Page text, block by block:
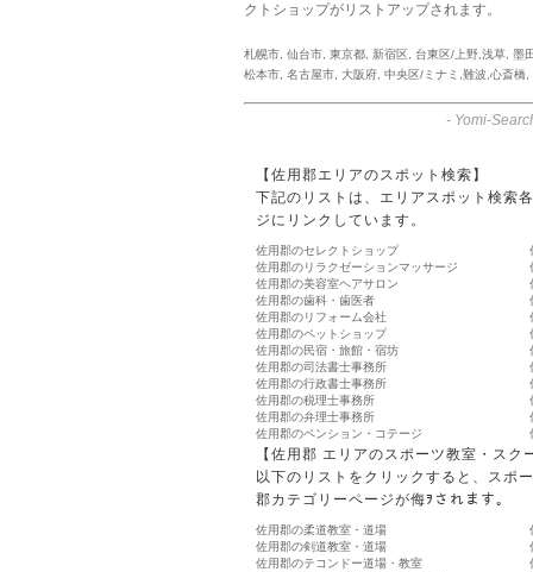
クトショップがリストアップされます。
札幌市 仙台市 東京都 新宿区 台東区/上野,浅草 墨
松本市 名古屋市 大阪府 中央区/ミナミ,難波,心斎橋
- Yomi-
【佐用郡エリアのスポット検索】
下記のリストは、エリアスポット検索
ジにリンクしています。
佐用郡のセレクトショップ
佐用郡のリラクゼーションマッサージ
佐用郡の美容室ヘアサロン
佐用郡の歯科・歯医者
佐用郡のリフォーム会社
佐用郡のペットショップ
佐用郡の民宿・旅館・宿坊
佐用郡の司法書士事務所
佐用郡の行政書士事務所
佐用郡の税理士事務所
佐用郡の弁理士事務所
佐用郡のペンション・コテージ
【佐用郡 エリアのスポーツ教室・スク
以下のリストをクリックすると、スポ
郡カテゴリーページが侮ｦされます。
佐用郡の柔道教室・道場
佐用郡の剣道教室・道場
佐用郡のテコンドー道場・教室